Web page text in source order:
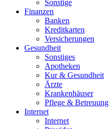
Sonstige
Finanzen
Banken
Kreditkarten
Versicherungen
Gesundheit
Sonstiges
Apotheken
Kur & Gesundheit
Ärzte
Krankenhäuser
Pflege & Betreuung
Internet
Internet